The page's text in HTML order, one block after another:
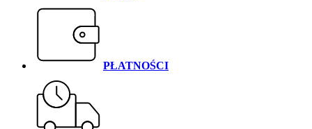
PŁATNOŚCI